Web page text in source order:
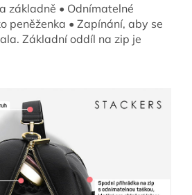
základně • Odnímatelné
peněženka • Zapínání, aby se
Základní oddíl na zip je